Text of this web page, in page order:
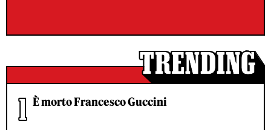
È morto Francesco Guccini